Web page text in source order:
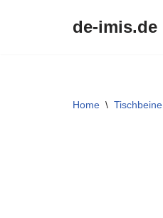
de-imis.de
Home \ Tischbeine